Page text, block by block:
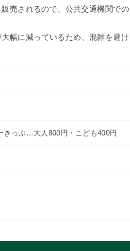
売されるので、公共交通機関での
幅に減っているため、混雑を避け
っぷ…大人800円・こども400円